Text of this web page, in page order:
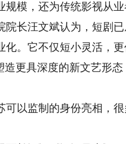
模，还为传统影视从业
汪文斌认为，短剧已
。它不仅短小灵活，
造更具深度的新文艺形
监制的身份亮相，很